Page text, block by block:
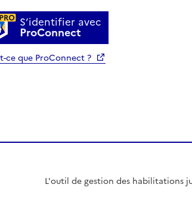
S’identifier avec
ProConnect
ce que ProConnect ?
L'outil de gestion des habilitations